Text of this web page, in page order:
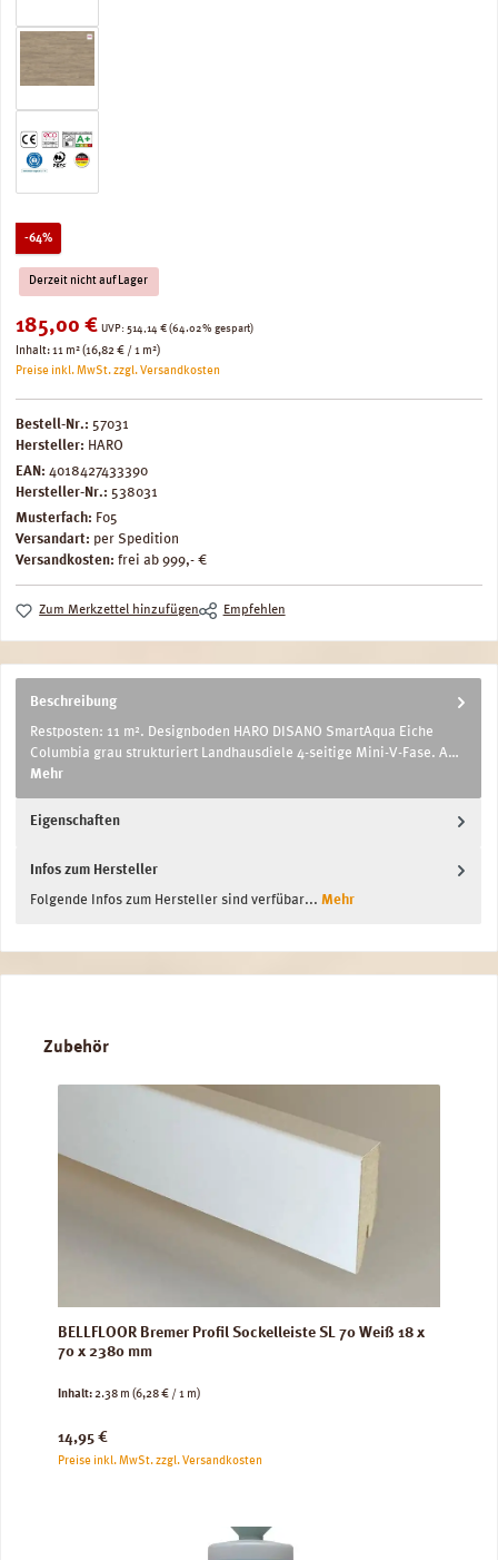
-64%Rabatt
Derzeit nicht auf Lager
Verkaufspreis:
185,00 € UVP: Regulärer Preis:
514,14 € (64.02% gespart)
Inhalt:11 m²(16,82 € / 1 m²)
Preise inkl. MwSt. zzgl. Versandkosten
Bestell-Nr.: 57031
Hersteller: HARO
EAN: 4018427433390
Hersteller-Nr.: 538031
Musterfach: F05
Versandart: per Spedition
Versandkosten: frei ab 999,- €
Zum Merkzettel hinzufügen Empfehlen
Beschreibung
Restposten: 11 m². Designboden HARO DISANO SmartAqua Eiche
Columbia grau strukturiert Landhausdiele 4-seitige Mini-V-Fase. A…
Mehr
Eigenschaften
Infos zum Hersteller
Folgende Infos zum Hersteller sind verfübar... Mehr
Produktgalerie überspringen
Zubehör
BELLFLOOR Bremer Profil Sockelleiste SL 70 Weiß 18 x
70 x 2380 mm
Inhalt:2.38 m (6,28 € / 1 m)
Regulärer Preis:
14,95 €
Preise inkl. MwSt. zzgl. Versandkosten